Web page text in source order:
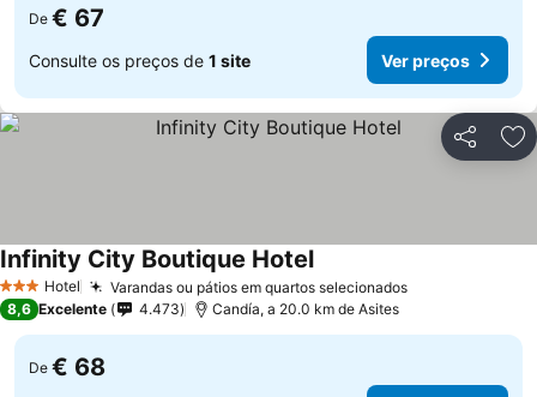
De € 67
Consulte os preços de 1 site Ver preços
Partilhar
3 EstrelasHotel Varandas ou pátios em quartos selecionados
Infinity City Boutique Hotel
8,6 Excelente 4.473 Candía, a 20.0 km de Asites
De € 68